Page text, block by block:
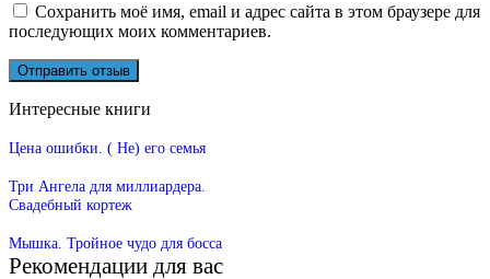
Сохранить моё имя, email и адрес сайта в этом браузере для
последующих моих комментариев.
Интересные книги
Цена ошибки. ( Не) его семья
Три Ангела для миллиардера.
Свадебный кортеж
Мышка. Тройное чудо для босса
Рекомендации для вас